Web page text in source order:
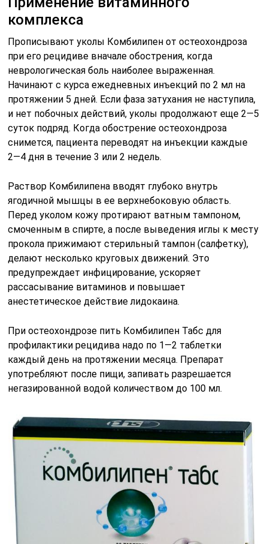
комплекса
Прописывают уколы Комбилипен от остеохондроза
при его рецидиве вначале обострения, когда
неврологическая боль наиболее выраженная.
Начинают с курса ежедневных инъекций по 2 мл на
протяжении 5 дней. Если фаза затухания не наступила,
и нет побочных действий, уколы продолжают еще 2―5
суток подряд. Когда обострение остеохондроза
снимется, пациента переводят на инъекции каждые
2―4 дня в течение 3 или 2 недель.
Раствор Комбилипена вводят глубоко внутрь
ягодичной мышцы в ее верхнебоковую область.
Перед уколом кожу протирают ватным тампоном,
смоченным в спирте, а после выведения иглы к месту
прокола прижимают стерильный тампон (салфетку),
делают несколько круговых движений. Это
предупреждает инфицирование, ускоряет
рассасывание витаминов и повышает
анестетическое действие лидокаина.
При остеохондрозе пить Комбилипен Табс для
профилактики рецидива надо по 1―2 таблетки
каждый день на протяжении месяца. Препарат
употребляют после пищи, запивать разрешается
негазированной водой количеством до 100 мл.